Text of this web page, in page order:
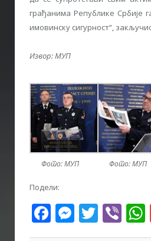
грађанима Републике Србије
имовинску сигурност“,
Извор: МУП
Фото: МУП Фото: МУП
Подели:
Facebook